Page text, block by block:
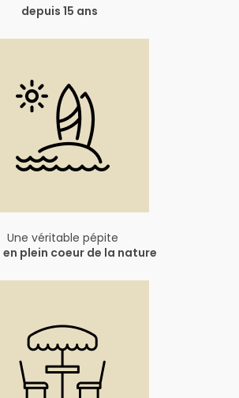
depuis 15 ans
Une véritable pépite
en plein coeur de la nature